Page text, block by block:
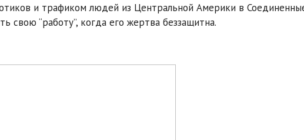
и трафиком людей из Центральной Америки в
свою “работу”, когда его жертва беззащитна.